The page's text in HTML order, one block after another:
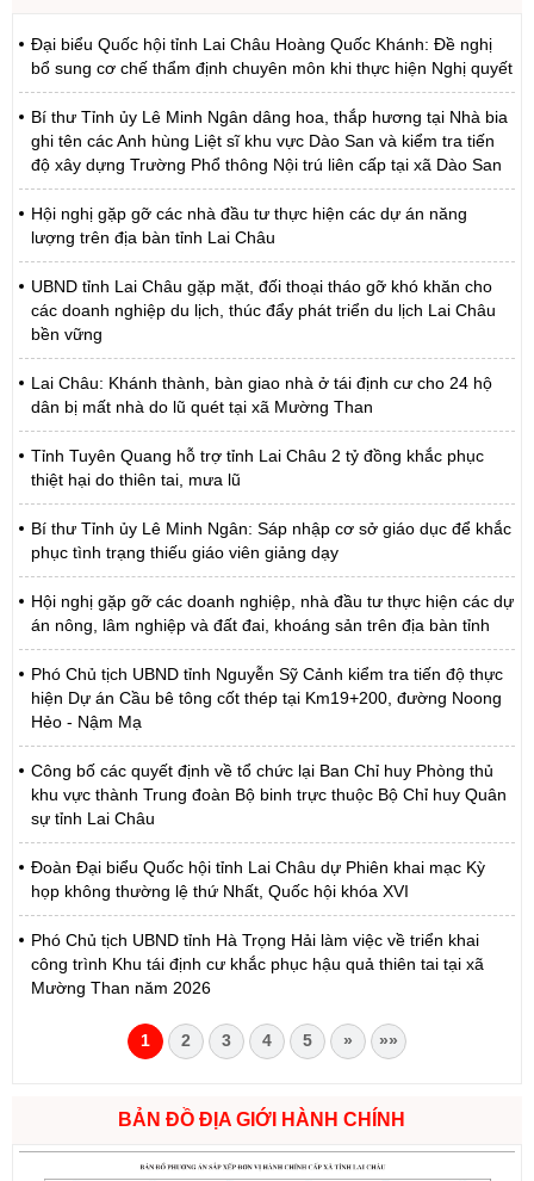
Đại biểu Quốc hội tỉnh Lai Châu Hoàng Quốc Khánh: Đề nghị
bổ sung cơ chế thẩm định chuyên môn khi thực hiện Nghị quyết
Bí thư Tỉnh ủy Lê Minh Ngân dâng hoa, thắp hương tại Nhà bia
ghi tên các Anh hùng Liệt sĩ khu vực Dào San và kiểm tra tiến
độ xây dựng Trường Phổ thông Nội trú liên cấp tại xã Dào San
Hội nghị gặp gỡ các nhà đầu tư thực hiện các dự án năng
lượng trên địa bàn tỉnh Lai Châu
UBND tỉnh Lai Châu gặp mặt, đối thoại tháo gỡ khó khăn cho
các doanh nghiệp du lịch, thúc đẩy phát triển du lịch Lai Châu
bền vững
Lai Châu: Khánh thành, bàn giao nhà ở tái định cư cho 24 hộ
dân bị mất nhà do lũ quét tại xã Mường Than
Tỉnh Tuyên Quang hỗ trợ tỉnh Lai Châu 2 tỷ đồng khắc phục
thiệt hại do thiên tai, mưa lũ
Bí thư Tỉnh ủy Lê Minh Ngân: Sáp nhập cơ sở giáo dục để khắc
phục tình trạng thiếu giáo viên giảng dạy
Hội nghị gặp gỡ các doanh nghiệp, nhà đầu tư thực hiện các dự
án nông, lâm nghiệp và đất đai, khoáng sản trên địa bàn tỉnh
Phó Chủ tịch UBND tỉnh Nguyễn Sỹ Cảnh kiểm tra tiến độ thực
hiện Dự án Cầu bê tông cốt thép tại Km19+200, đường Noong
Hẻo - Nậm Mạ
Công bố các quyết định về tổ chức lại Ban Chỉ huy Phòng thủ
khu vực thành Trung đoàn Bộ binh trực thuộc Bộ Chỉ huy Quân
sự tỉnh Lai Châu
Đoàn Đại biểu Quốc hội tỉnh Lai Châu dự Phiên khai mạc Kỳ
họp không thường lệ thứ Nhất, Quốc hội khóa XVI
Phó Chủ tịch UBND tỉnh Hà Trọng Hải làm việc về triển khai
công trình Khu tái định cư khắc phục hậu quả thiên tai tại xã
Mường Than năm 2026
1 2 3 4 5 » »»
BẢN ĐỒ ĐỊA GIỚI HÀNH CHÍNH